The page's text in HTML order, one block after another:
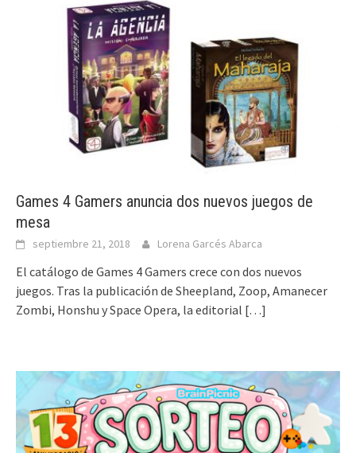
Games 4 Gamers anuncia dos nuevos juegos de
mesa
septiembre 21, 2018 Lorena Garcés Abarca
El catálogo de Games 4 Gamers crece con dos nuevos
juegos. Tras la publicación de Sheepland, Zoop, Amanecer
Zombi, Honshu y Space Opera, la editorial […]